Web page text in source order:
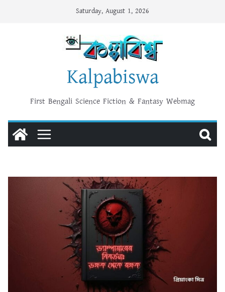
Saturday, August 1, 2026
Kalpabiswa
First Bengali Science Fiction & Fantasy Webmag